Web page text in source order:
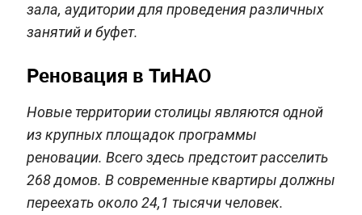
зала, аудитории для проведения различных
занятий и буфет.
Реновация в ТиНАО
Новые территории столицы являются одной
из крупных площадок программы
реновации. Всего здесь предстоит расселить
268 домов. В современные квартиры должны
переехать около 24,1 тысячи человек.